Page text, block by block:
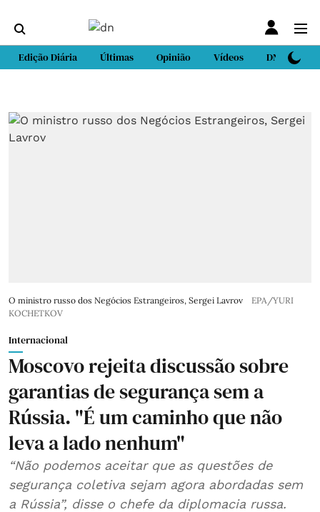
Edição Diária Últimas Opinião Vídeos DN Sport
O ministro russo dos Negócios Estrangeiros, Sergei Lavrov
EPA/YURI
KOCHETKOV
Internacional
Moscovo rejeita discussão sobre
garantias de segurança sem a
Rússia. "É um caminho que não
leva a lado nenhum"
“Não podemos aceitar que as questões de
segurança coletiva sejam agora abordadas sem
a Rússia”, disse o chefe da diplomacia russa.